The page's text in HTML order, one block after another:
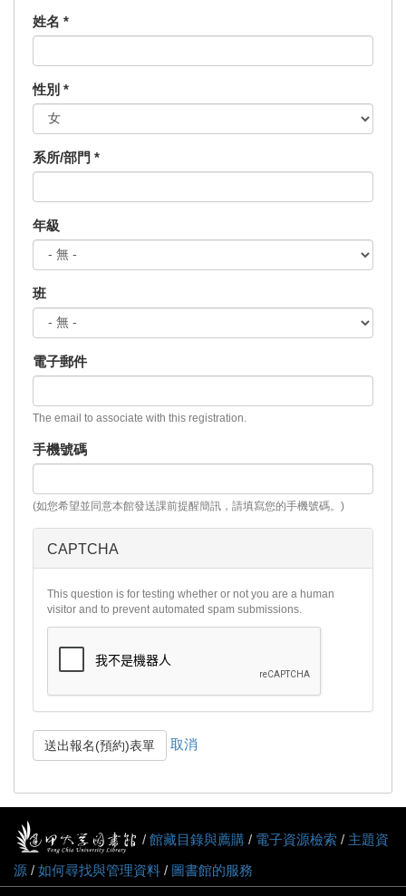
姓名 *
性別 *
系所/部門 *
年級
班
電子郵件
The email to associate with this registration.
手機號碼
(如您希望並同意本館發送課前提醒簡訊，請填寫您的手機號碼。)
CAPTCHA
This question is for testing whether or not you are a human
visitor and to prevent automated spam submissions.
送出報名(預約)表單 取消
/ 館藏目錄與薦購 / 電子資源檢索 / 主題資
源 / 如何尋找與管理資料 / 圖書館的服務